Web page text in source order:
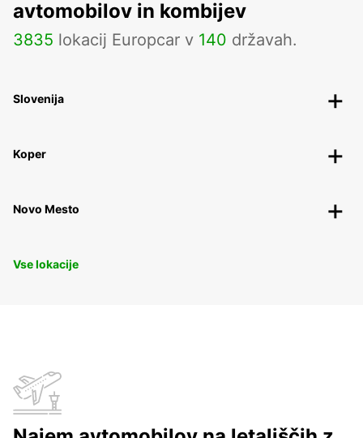
avtomobilov in kombijev
3835 lokacij Europcar v 140 državah.
Slovenija
Koper
Novo Mesto
Vse lokacije